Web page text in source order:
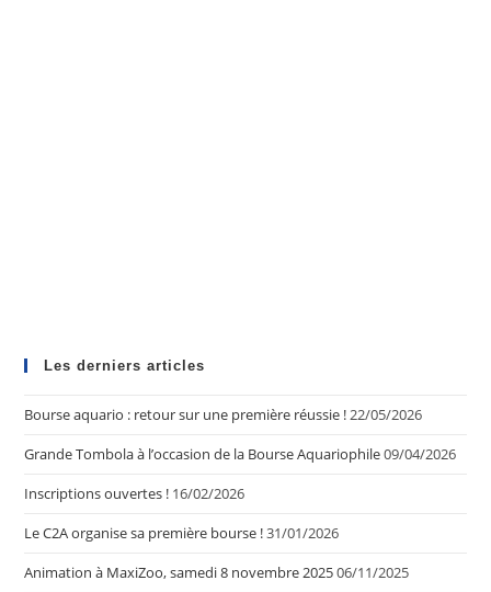
Les derniers articles
Bourse aquario : retour sur une première réussie !22/05/2026
Grande Tombola à l’occasion de la Bourse Aquariophile09/04/2026
Inscriptions ouvertes ! 16/02/2026
Le C2A organise sa première bourse !31/01/2026
Animation à MaxiZoo, samedi 8 novembre 202506/11/2025